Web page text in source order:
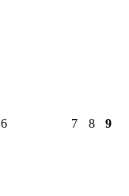
6 7 8 9